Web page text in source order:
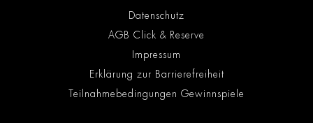
Datenschutz
AGB Click & Reserve
Impressum
Erklärung zur Barrierefreiheit
Teilnahmebedingungen Gewinnspiele